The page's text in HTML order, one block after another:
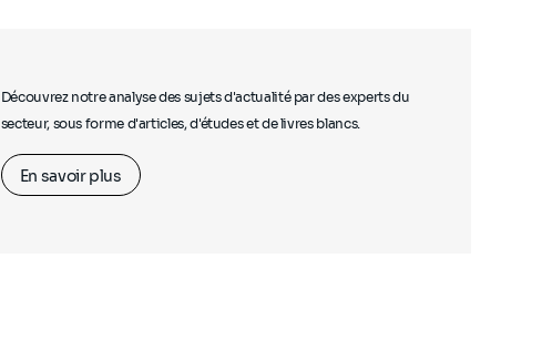
Découvrez notre analyse des sujets d'actualité par des experts du
secteur, sous forme d'articles, d'études et de livres blancs.
En savoir plus